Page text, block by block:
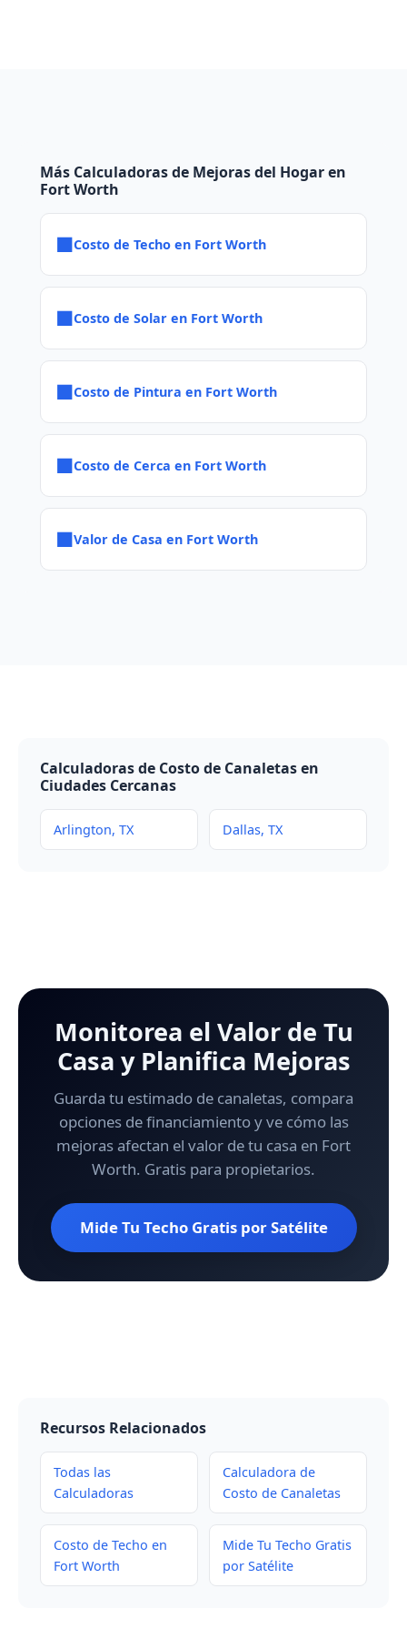
Más Calculadoras de Mejoras del Hogar en
Fort Worth
■Costo de Techo en Fort Worth
■Costo de Solar en Fort Worth
■Costo de Pintura en Fort Worth
■Costo de Cerca en Fort Worth
■Valor de Casa en Fort Worth
Calculadoras de Costo de Canaletas en
Ciudades Cercanas
Arlington, TX Dallas, TX
Monitorea el Valor de Tu
Casa y Planifica Mejoras
Guarda tu estimado de canaletas, compara
opciones de financiamiento y ve cómo las
mejoras afectan el valor de tu casa en Fort
Worth. Gratis para propietarios.
Mide Tu Techo Gratis por Satélite
Recursos Relacionados
Todas las
Calculadoras
Calculadora de
Costo de Canaletas
Costo de Techo en
Fort Worth
Mide Tu Techo Gratis
por Satélite